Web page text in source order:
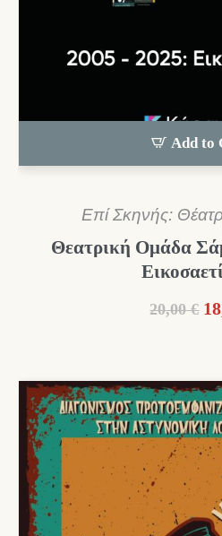
Add to
Επί Σκηνής:
Θεατρική Ομάδα
20,00 €